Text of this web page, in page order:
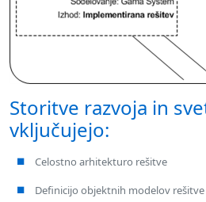
Storitve razvoja in
vključujejo:
Celostno arhitekturo rešitve
Definicijo objektnih modelov rešitve